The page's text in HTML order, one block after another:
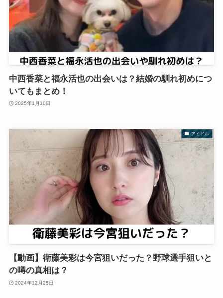
中西香菜と福永活也の出会いは？結婚の馴れ初めにつ
いてもまとめ！
2025年1月10日
アイドル
【動画】衛藤美彩は今宮狙いだった？野球選手狙いと
の噂の真相は？
2024年12月25日